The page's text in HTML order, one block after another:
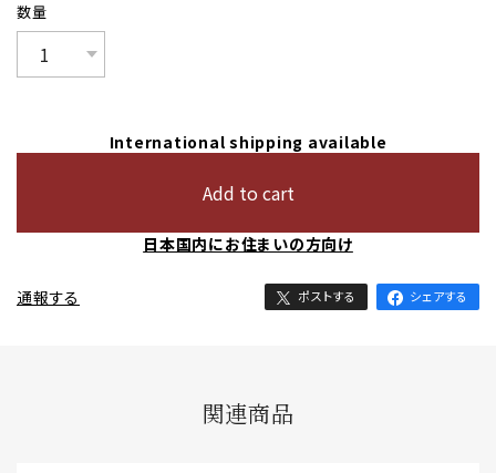
数量
International shipping available
Add to cart
日本国内にお住まいの方向け
通報する ポストする シェアする
関連商品